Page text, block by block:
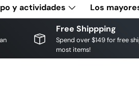
y actividades Los
Free Shippping
Spend over $149 for free
most items!